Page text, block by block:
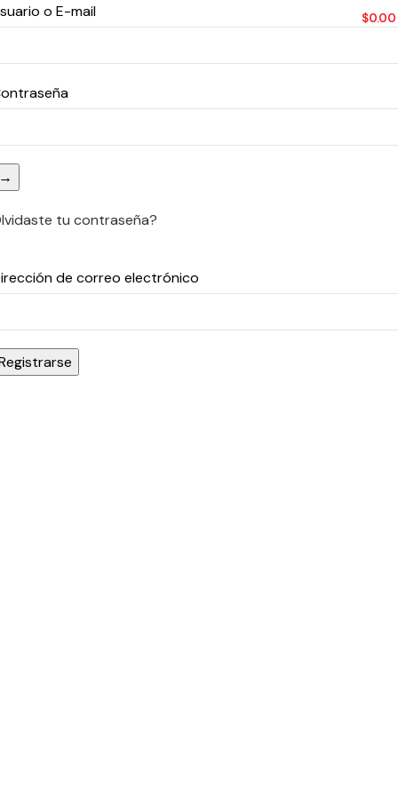
$0.00
o E-mail
tu contraseña?
de correo electrónico